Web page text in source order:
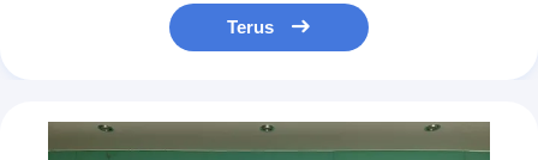
Terus